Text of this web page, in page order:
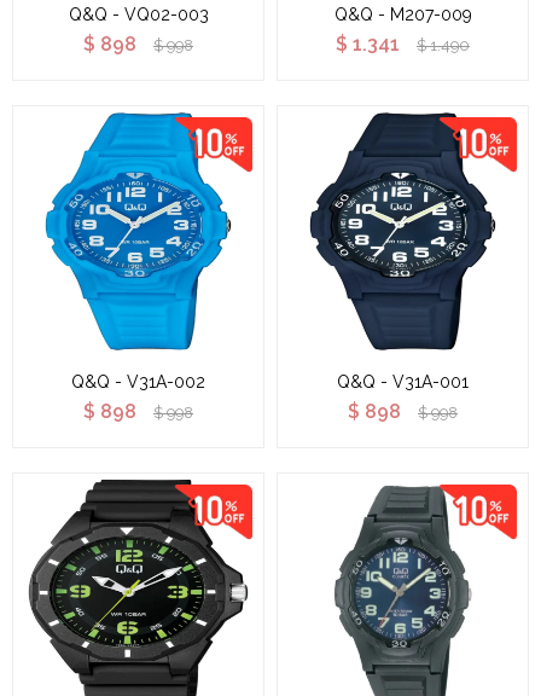
Q&Q - VQ02-003
$ 898 $ 998
Q&Q - M207-009
$ 1.341 $ 1.490
Q&Q - V31A-002
$ 898 $ 998
Q&Q - V31A-001
$ 898 $ 998